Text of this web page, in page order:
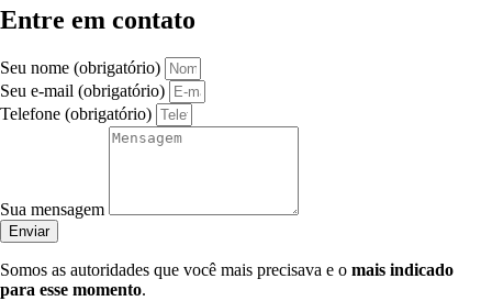
Entre em contato
Seu nome (obrigatório)
Seu e-mail (obrigatório)
Telefone (obrigatório)
Sua mensagem
Enviar
Somos as autoridades que você mais precisava e o mais indicado
para esse momento.